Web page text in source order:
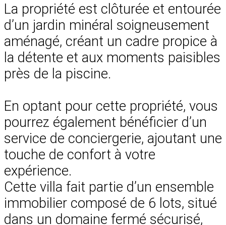
La propriété est clôturée et entourée
d’un jardin minéral soigneusement
aménagé, créant un cadre propice à
la détente et aux moments paisibles
près de la piscine.
En optant pour cette propriété, vous
pourrez également bénéficier d’un
service de conciergerie, ajoutant une
touche de confort à votre
expérience.
Cette villa fait partie d’un ensemble
immobilier composé de 6 lots, situé
dans un domaine fermé sécurisé,